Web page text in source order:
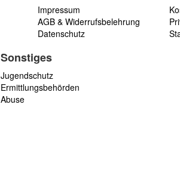
Impressum
AGB & Widerrufsbelehrung
Datenschutz
Sonstiges
Jugendschutz
Ermittlungsbehörden
Abuse